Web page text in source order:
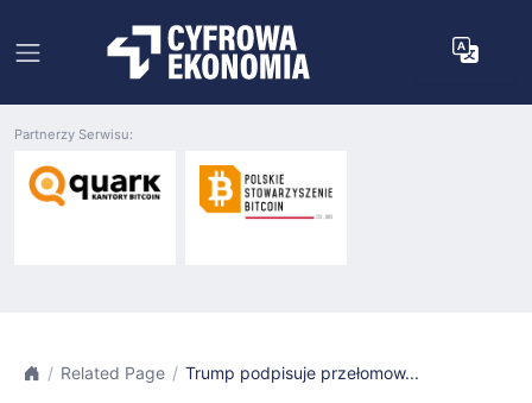
Partnerzy Serwisu:
Related Page Trump podpisuje przełomow...